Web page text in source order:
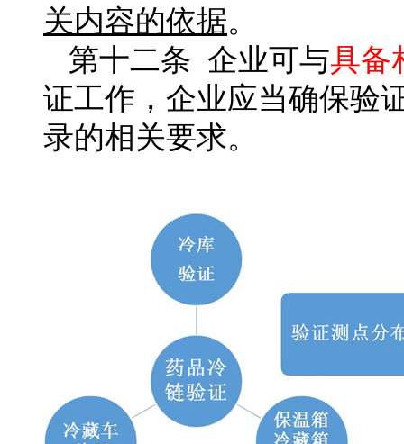
关内容的依据。
第十二条 企业可与具备
证工作，企业应当确保验
录的相关要求。